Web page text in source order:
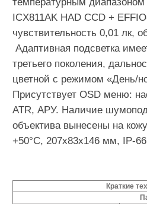
ICX811AK HAD CCD +
чувствительность 0,01 лк,
Адаптивная подсветка
третьего поколения,
цветной с режимом «День/
Присутствует OSD меню:
ATR, АРУ. Наличие
объектива вынесены на
+50°С, 207x83х146 мм, IP-
Краткие